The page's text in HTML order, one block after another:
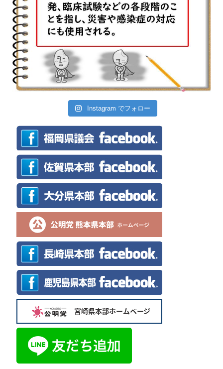
Instagram でフォロー